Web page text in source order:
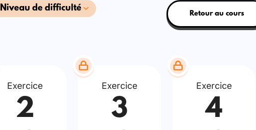
Niveau de difficulté
Retour au cours
Exercice
2
Exercice
3
Exercice
4